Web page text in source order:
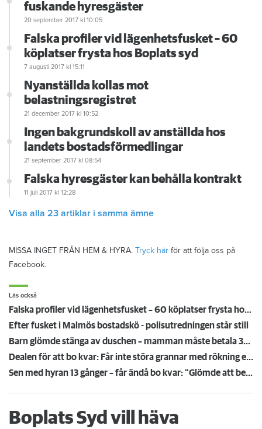
fuskande hyresgäster
20 september 2017 kl 10:05
Falska profiler vid lägenhetsfusket – 60
köplatser frysta hos Boplats syd
7 augusti 2017 kl 15:11
Nyanställda kollas mot
belastningsregistret
21 december 2017 kl 10:52
Ingen bakgrundskoll av anställda hos
landets bostadsförmedlingar
21 september 2017 kl 08:54
Falska hyresgäster kan behålla kontrakt
11 juli 2017 kl 12:28
Visa alla 23 artiklar i samma ämne
MISSA INGET FRÅN HEM & HYRA. Tryck här för att följa oss på
Facebook.
Läs också
Falska profiler vid lägenhetsfusket – 60 köplatser frysta hos Boplats syd
Efter fusket i Malmös bostadskö - polisutredningen står still
Barn glömde stänga av duschen – mamman måste betala 300 000
Dealen för att bo kvar: Får inte störa grannar med rökning eller utsätta dem för brandfara
Sen med hyran 13 gånger – får ändå bo kvar: "Glömde att betala"
Boplats Syd vill häva